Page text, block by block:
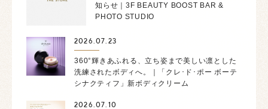
知らせ｜3F BEAUTY BOOST BAR &
PHOTO STUDIO
2026.07.23
360°輝きあふれる、立ち姿まで美しい凛とした
洗練されたボディへ。｜「クレ･ド･ポー ボーテ
シナクティフ」新ボディクリーム
2026.07.10